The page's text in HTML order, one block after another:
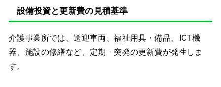
設備投資と更新費の見積基準
介護事業所では、送迎車両、福祉用具・備品、ICT機
器、施設の修繕など、定期・突発の更新費が発生しま
す。